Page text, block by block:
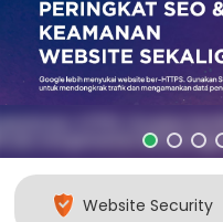
Website Security